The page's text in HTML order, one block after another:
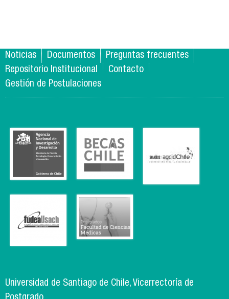
Noticias Documentos
Preguntas frecuentes
Repositorio Institucional
Contacto
Gestión de Postulaciones
Universidad de Santiago de Chile, Vicerrectoría de